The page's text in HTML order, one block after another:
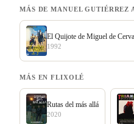
MÁS DE MANUEL GUTIÉRREZ
El Quijote de Miguel de
1992
MÁS EN FLIXOLÉ
Rutas del más allá
2020